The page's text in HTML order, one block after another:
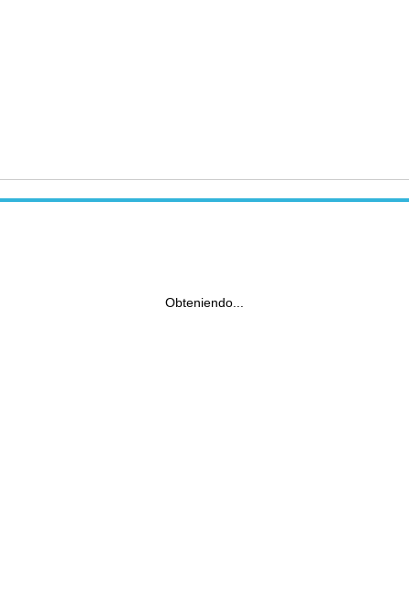
Obteniendo...